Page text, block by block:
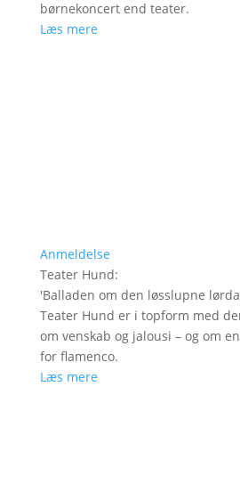
børnekoncert end teater.
Læs mere
Anmeldelse
Teater Hund:
'Balladen om den løsslupne
Teater Hund er i topform med
om venskab og jalousi – og om
for flamenco.
Læs mere